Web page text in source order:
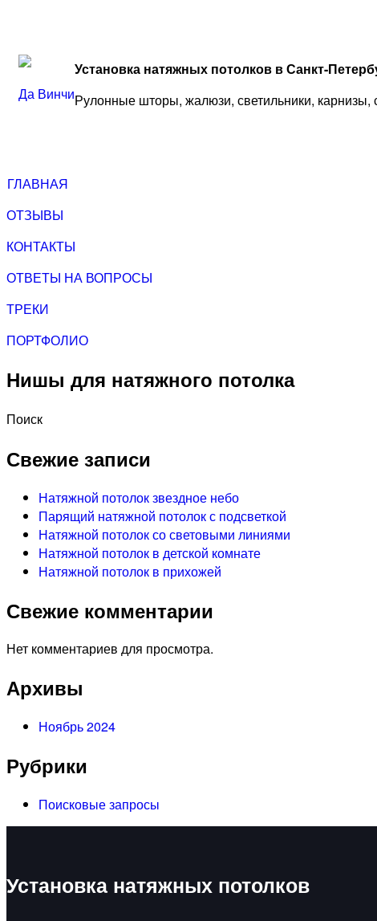
содержимому
Да Винчи
Установка натяжных потолков в Санкт-
Рулонные шторы, жалюзи, светильники, карнизы,
ГЛАВНАЯ
ОТЗЫВЫ
КОНТАКТЫ
ОТВЕТЫ НА ВОПРОСЫ
ТРЕКИ
ПОРТФОЛИО
Нишы для натяжного потолка
Поиск
Свежие записи
Натяжной потолок звездное небо
Парящий натяжной потолок с подсветкой
Натяжной потолок со световыми линиями
Натяжной потолок в детской комнате
Натяжной потолок в прихожей
Свежие комментарии
Нет комментариев для просмотра.
Архивы
Ноябрь 2024
Рубрики
Поисковые запросы
Установка натяжных потолков